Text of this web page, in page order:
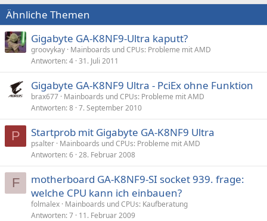
Ähnliche Themen
Gigabyte GA-K8NF9-Ultra kaputt?
groovykay Mainboards und CPUs: Probleme mit AMD
Antworten 4 31. Juli 2011
Gigabyte GA-K8NF9 Ultra - PciEx ohne Funktion
brax677 Mainboards und CPUs: Probleme mit AMD
Antworten 8 7. September 2010
P Startprob mit Gigabyte GA-K8NF9 Ultra
psalter Mainboards und CPUs: Probleme mit AMD
Antworten 6 28. Februar 2008
F
motherboard GA-K8NF9-SI socket 939. frage:
welche CPU kann ich einbauen?
folmalex Mainboards und CPUs: Kaufberatung
Antworten 7 11. Februar 2009